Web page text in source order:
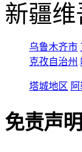
新疆
乌鲁木齐市
克孜自治州
塔城地区
免责声明